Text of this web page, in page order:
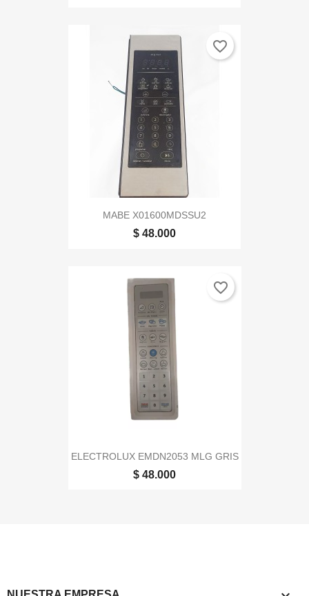
MABE X01600MDSSU2
$ 48.000
favorite_border
ELECTROLUX EMDN2053 MLG GRIS
$ 48.000
favorite_border